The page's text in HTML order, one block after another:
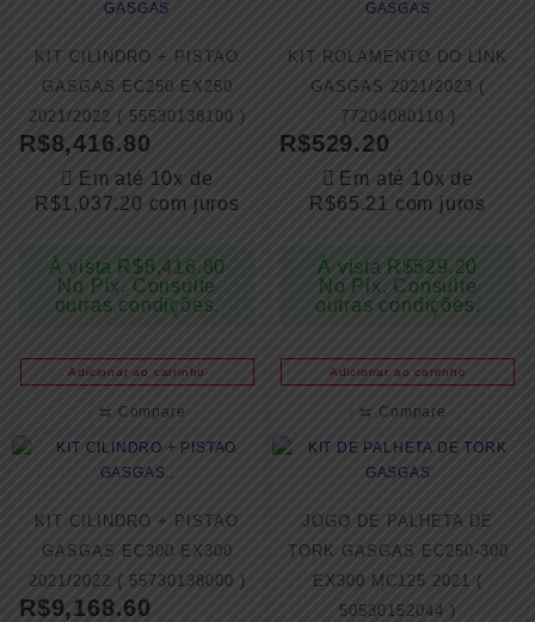
KIT CILINDRO + PISTAO
GASGAS EC250 EX250
2021/2022 ( 55530138100 )
R$8,416.80
Em até 10x de
R$1,037.20 com juros
À vista R$8,416.80
No Pix. Consulte
outras condições.
Adicionar ao carrinho
⇆ Compare
KIT ROLAMENTO DO LINK
GASGAS 2021/2023 (
77204080110 )
R$529.20
Em até 10x de
R$65.21 com juros
À vista R$529.20
No Pix. Consulte
outras condições.
Adicionar ao carrinho
⇆ Compare
KIT CILINDRO + PISTAO
GASGAS EC300 EX300
2021/2022 ( 55730138000 )
R$9,168.60
JOGO DE PALHETA DE
TORK GASGAS EC250-300
EX300 MC125 2021 (
50530152044 )